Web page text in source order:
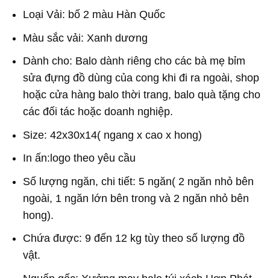
Loại Vải: bố 2 màu Hàn Quốc
Màu sắc vải: Xanh dương
Dành cho: Balo dành riêng cho các bà mẹ bỉm
sửa đựng đồ dùng của cong khi đi ra ngoài, shop
hoặc cửa hàng balo thời trang, balo quà tặng cho
các đối tác hoặc doanh nghiệp.
Size: 42x30x14( ngang x cao x hong)
In ấn:logo theo yêu cầu
Số lượng ngăn, chi tiết: 5 ngăn( 2 ngăn nhỏ bên
ngoài, 1 ngăn lớn bên trong và 2 ngăn nhỏ bên
hong).
Chứa được: 9 đến 12 kg tùy theo số lượng đồ
vật.